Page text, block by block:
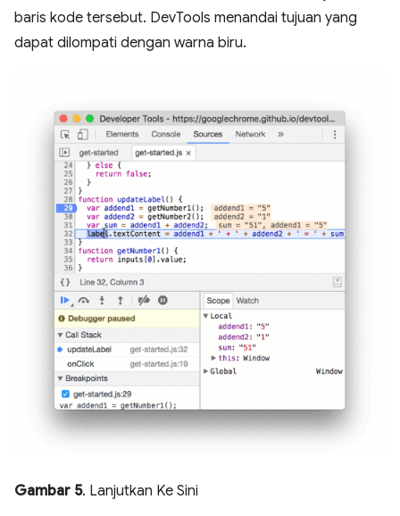
baris kode tersebut. DevTools menandai tujuan yang
dapat dilompati dengan warna biru.
Gambar 5. Lanjutkan Ke Sini